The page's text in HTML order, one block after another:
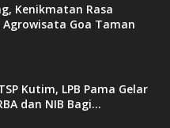
Kenikmatan Rasa
Goa Taman
Kutim, LPB Pama Gelar
dan NIB Bagi...